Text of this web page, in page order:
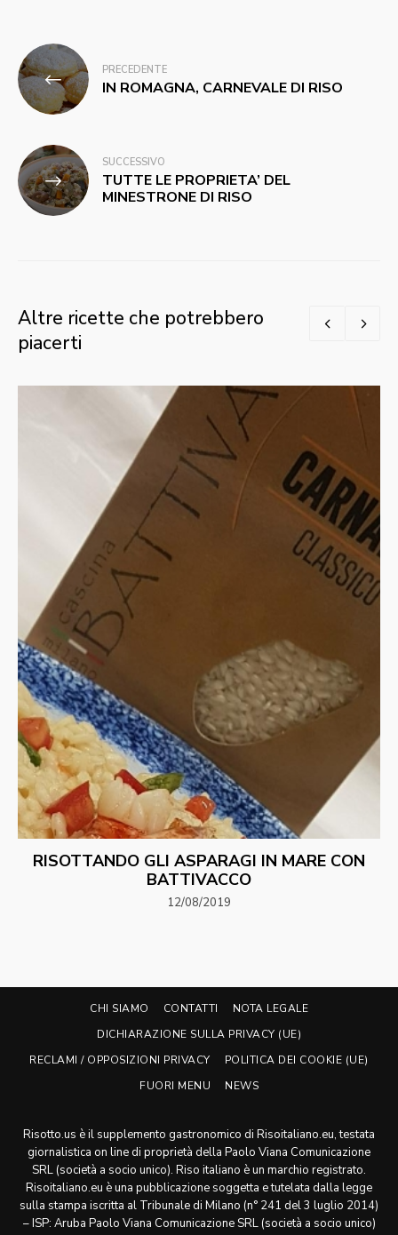
Navigazione
articoli
PRECEDENTE
IN ROMAGNA, CARNEVALE DI RISO
SUCCESSIVO
TUTTE LE PROPRIETA’ DEL
MINESTRONE DI RISO
Altre ricette che potrebbero
piacerti
RISOTTANDO GLI ASPARAGI IN MARE CON
BATTIVACCO
12/08/2019
CHI SIAMO CONTATTI
NOTA LEGALE
DICHIARAZIONE SULLA PRIVACY (UE)
RECLAMI / OPPOSIZIONI PRIVACY
POLITICA DEI COOKIE (UE)
FUORI MENU
NEWS
Risotto.us è il supplemento gastronomico di Risoitaliano.eu, testata
giornalistica on line di proprietà della Paolo Viana Comunicazione
SRL (società a socio unico). Riso italiano è un marchio registrato.
Risoitaliano.eu è una pubblicazione soggetta e tutelata dalla legge
sulla stampa iscritta al Tribunale di Milano (n° 241 del 3 luglio 2014)
– ISP: Aruba Paolo Viana Comunicazione SRL (società a socio unico)